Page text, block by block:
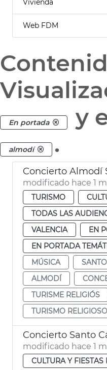
Web FDM
En portada y
almodí .
Concierto Almodí
modificado hace 1
TURISMO
TODAS LAS
VALENCIA
EN
EN PORTADA
MÚSICA
ALMODÍ
TURISME RELIGIÓS
TURISMO RELIGIOSO
Concierto Santo
modificado hace 1
CULTURA Y FIESTAS